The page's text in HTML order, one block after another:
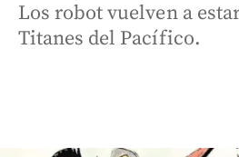
Los robot vuelven a
Titanes del Pacífico.